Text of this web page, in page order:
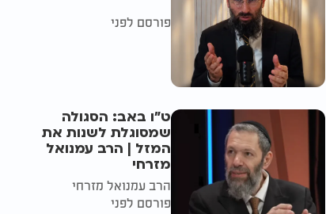
פורסם לפני
ט"ו באב: הסגולה
שמסוגלת לשנות את
המזל | הרב עמנואל
מזרחי
הרב עמנואל מזרחי
פורסם לפני